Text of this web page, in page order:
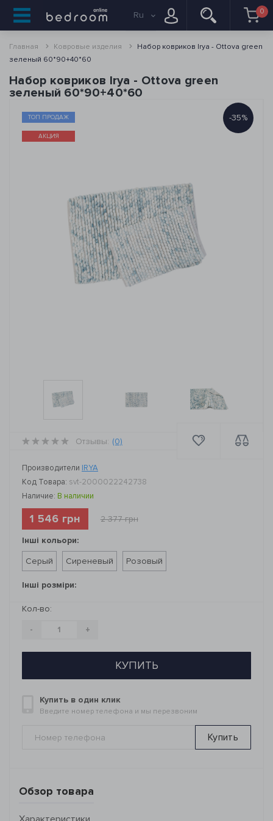
Ru 0
Главная Ковровые изделия
Набор ковриков Irya - Ottova green
зеленый 60*90+40*60
Набор ковриков Irya - Ottova green
зеленый 60*90+40*60
-35%
ТОП ПРОДАЖ
АКЦИЯ
Отзывы: (0)
Производители IRYA
Код Товара: svt-2000022242738
Наличие: В наличии
1 546 грн 2 377 грн
Інші кольори:
Серый
Сиреневый Розовый
Інші розміри:
Кол-во:
- +
КУПИТЬ
Купить в один клик
Введите номер телефона и мы перезвоним
Купить
Обзор товара